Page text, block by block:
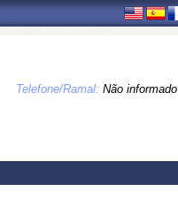
Telefone/Ramal: Não informado